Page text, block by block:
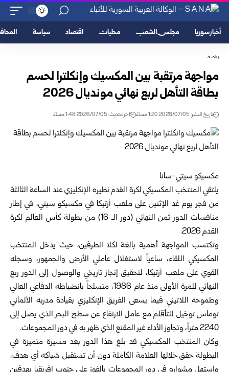
أخبار سوريا مجلس الشعب محليات اقتصاد سياسة
رياضة
مواجهة مرتقبة بين المكسيك وإنكلترا لحسم
بطاقة التأهل لربع ‏نهائي مونديال 2026‏
تاريخ النشر: 2026/07/05 1:20 مساءً اخر تحديث: 2026/07/05 1:48 مساءً
مكسيكو سيتي-سانا‏
يلتقي المنتخب المكسيكي لكرة القدم نظيره الإنكليزي عند ‏الساعة الثالثة
من فجر يوم غد الإثنين على ملعب أزتيكا في ‏مكسيكو سيتي، في إطار
منافسات الدور ثمن النهائي (دور الـ 16) ‏من بطولة كأس العالم لكرة
القدم 2026‌‎.
وتكتسب المواجهة أهمية بالغة لكلا الطرفين، حيث يدخل المنتخب
‏المكسيكي اللقاء، ساعياً لاستغلال عاملي الأرض والجمهور، وسجله
‏القوي على ملعب أزتيكا، لتحقيق إنجاز تاريخي والوصول إلى ‏الدور ربع
النهائي للمرة الأولى منذ عام 1986، متسلحاً بانضباطه ‏الدفاعي العالي
وطموحه اللاتيني فيما يسعى الفريق الإنكليزي ‏بقيادة مدربه الألماني
توماس توخيل للتأقلم مع عامل الارتفاع عن ‏سطح البحر الذي يصل إلى
2240 متراً، وتجاوز الأداء غير المقنع ‏الذي ظهر به في دور المجموعات‎.‎
وكان المنتخب المكسيكي قد بلغ هذا الدور بعد مسيرة متميزة في
‏البطولة حقق خلالها العلامة الكاملة دون أن تستقبل شباكه أي ‏هدف،